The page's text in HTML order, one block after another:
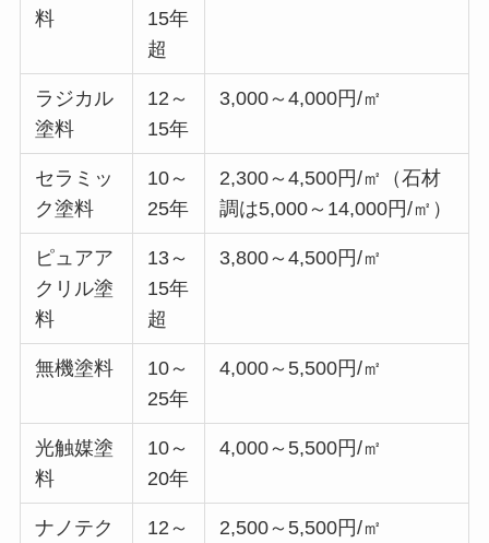
料
15年
超
ラジカル
塗料
12～
15年
3,000～4,000円/㎡
セラミッ
ク塗料
10～
25年
2,300～4,500円/㎡（石材
調は5,000～14,000円/㎡）
ピュアア
クリル塗
料
13～
15年
超
3,800～4,500円/㎡
無機塗料
10～
25年
4,000～5,500円/㎡
光触媒塗
料
10～
20年
4,000～5,500円/㎡
ナノテク
12～
2,500～5,500円/㎡